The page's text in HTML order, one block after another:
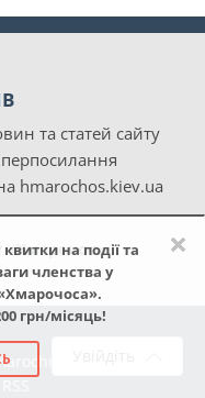
×
на події та
членства у
грн/місяць!
та статей сайту
hmarochos.kiev.ua
«Хмарочос»